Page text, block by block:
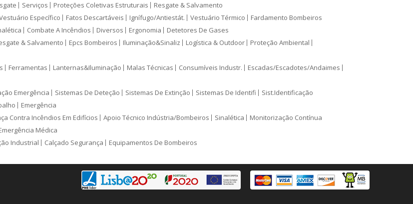
Serviços Proteções Coletivas Estruturais Resgate & Salvamento
Específico Fatos Descartáveis Ignífugo/Antiestát. Vestuário Térmico Fardamento Bombeiros
Combate A Incêndios Diversos Ergonomia Detetores De Gases
& Salvamento Epcs Bombeiros Iluminação&Sinaliz Logística & Outdoor
Proteção Ambiental
Ferramentas Lanternas&Iluminação Malas Técnicas Consumíveis Industr.
Escadas/Escadotes/Andaimes
Emergência Sistemas De Deteção Sistemas De Extinção Sistemas De Identifi Sist.Identificação
Emergência
Contra Incêndios Em Edifícios Apoio Técnico Indústria/Bombeiros Sinalética Monitorização Contínua
Médica
Industrial Calçado Segurança Equipamentos De Bombeiros